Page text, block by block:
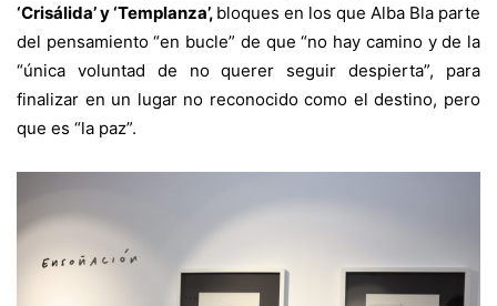
‘Crisálida’ y ‘Templanza’, bloques en los que Alba Bla parte
del pensamiento “en bucle” de que “no hay camino y de la
“única voluntad de no querer seguir despierta”, para
finalizar en un lugar no reconocido como el destino, pero
que es “la paz”.